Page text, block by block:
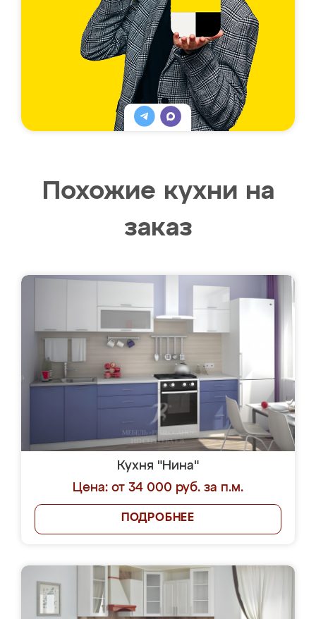
Похожие кухни на
заказ
Кухня "Нина"
Цена: от 34 000 руб. за п.м.
ПОДРОБНЕЕ